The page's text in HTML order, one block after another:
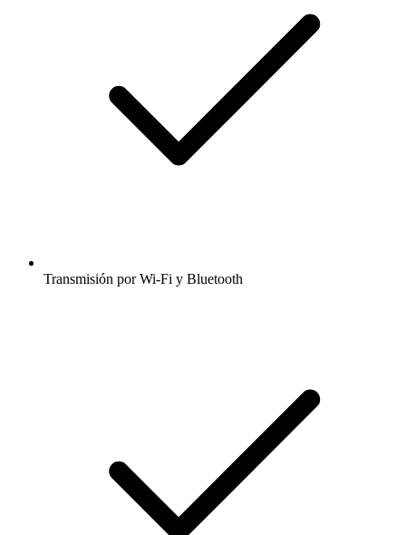
Transmisión por Wi-Fi y Bluetooth